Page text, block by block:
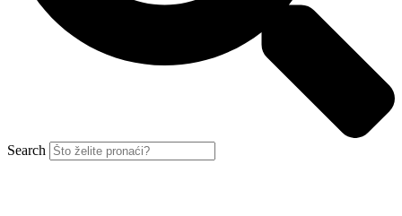
Search